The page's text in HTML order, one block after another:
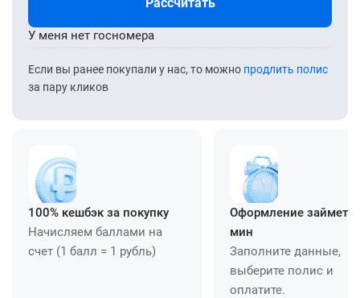
Если вы ранее покупали у нас, то можно продлить полис
за пару кликов
У меня нет госномера
100% кешбэк за покупку
Начисляем баллами на
счет (1 балл = 1 рубль)
Оформление займет
мин
Заполните данные,
выберите полис и
оплатите.